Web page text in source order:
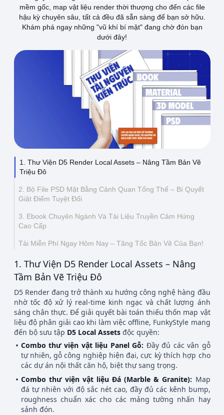
F.BLOG
209/8D QL13, Phường Bình Thạnh,
Thành Phố Hồ Chí Minh, Việt Nam
funkystylemanage@gmail.com
093 803 9170
Đăng ký
mềm gốc, map vật liệu render thời thượng cho đến các file
hậu kỳ chuyên sâu, tất cả đều đã sẵn sàng để bạn sở hữu.
Khám phá ngay những "vũ khí bí mật" đang chờ đón bạn
dưới đây!
1. Thư Viện D5 Render Local Assets – Nâng Tầm Bản Vẽ
Triệu Đô
2. Bộ File PSD Mặt Bằng Cảnh Quan Tổng Thể – Bí Quyết
Giật Điểm Tuyệt Đối
3. Ebook Chuyên Ngành Và Tài Liệu Truyền Cảm Hứng
Cao Cấp
Tải Miễn Phí Ngay Hôm Nay – Tăng Tốc Bản Vẽ Của Bạn!
1. Thư Viện D5 Render Local Assets – Nâng
Tầm Bản Vẽ Triệu Đô
D5 Render đang trở thành xu hướng công nghệ hàng đầu
nhờ tốc độ xử lý real-time kinh ngạc và chất lượng ánh
sáng chân thực. Để giải quyết bài toán thiếu thốn map vật
liệu độ phân giải cao khi làm việc offline, FunkyStyle mang
đến bộ sưu tập D5 Local Assetsđộc quyền:
Combo thư viện vật liệu Panel Gỗ: Đầy đủ các vân gỗ
tự nhiên, gỗ công nghiệp hiện đại, cực kỳ thích hợp cho
các dự án nội thất căn hộ, biệt thự sang trọng.
Combo thư viện vật liệu Đá (Marble & Granite): Map
đá tự nhiên với độ sắc nét cao, đầy đủ các kênh bump,
roughness chuẩn xác cho các mảng tường nhấn hay
sảnh đón.